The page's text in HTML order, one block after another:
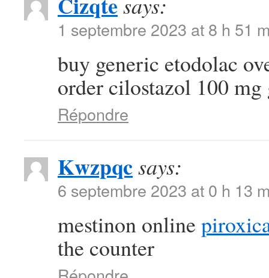
1 septembre 2023 at 8 h 51
buy generic etodolac
order cilostazol 100 mg
Répondre
Kwzpqcsays:
6 septembre 2023 at 0 h 13
mestinon online
the counter